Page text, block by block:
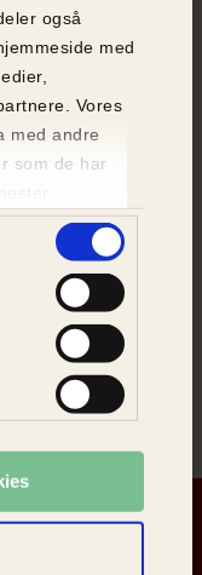
også
med
Vores
med andre
som de har
jul 2019